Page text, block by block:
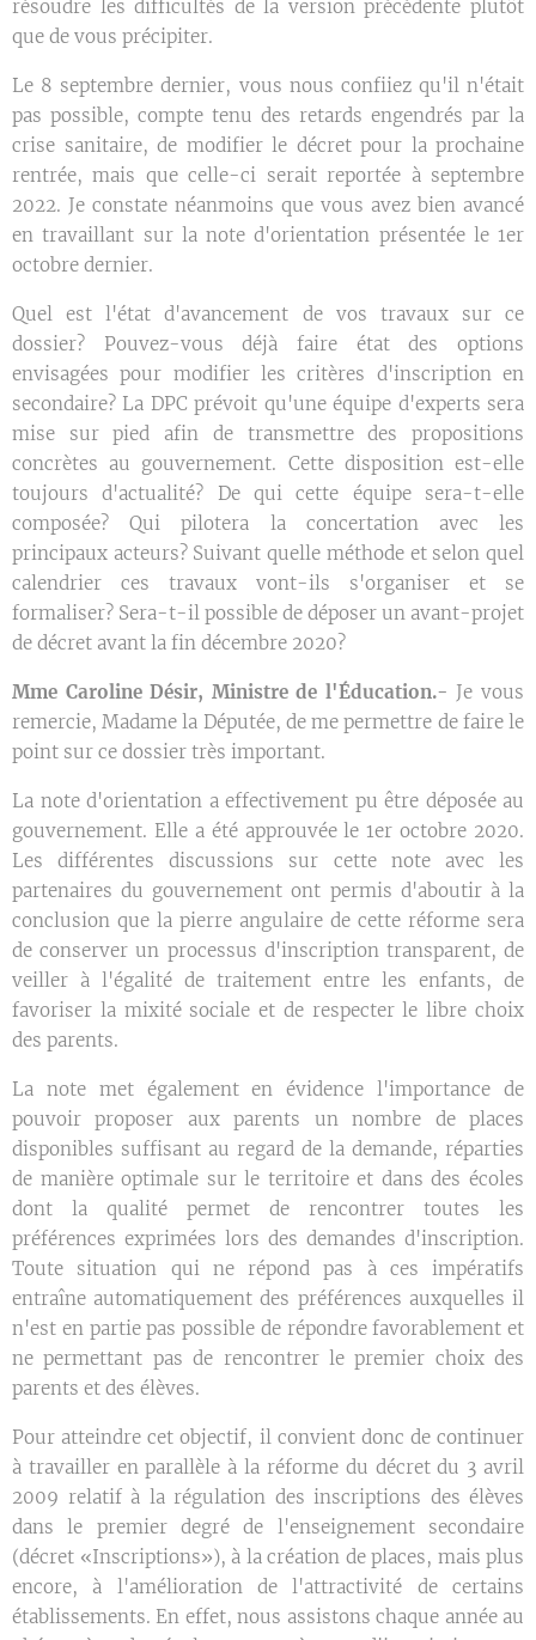
résoudre les difficultés de la version précédente plutôt
que de vous précipiter.
Le 8 septembre dernier, vous nous confiiez qu'il n'était
pas possible, compte tenu des retards engendrés par la
crise sanitaire, de modifier le décret pour la prochaine
rentrée, mais que celle-ci serait reportée à septembre
2022. Je constate néanmoins que vous avez bien avancé
en travaillant sur la note d'orientation présentée le 1er
octobre dernier.
Quel est l'état d'avancement de vos travaux sur ce
dossier? Pouvez-vous déjà faire état des options
envisagées pour modifier les critères d'inscription en
secondaire? La DPC prévoit qu'une équipe d'experts sera
mise sur pied afin de transmettre des propositions
concrètes au gouvernement. Cette disposition est-elle
toujours d'actualité? De qui cette équipe sera-t-elle
composée? Qui pilotera la concertation avec les
principaux acteurs? Suivant quelle méthode et selon quel
calendrier ces travaux vont-ils s'organiser et se
formaliser? Sera-t-il possible de déposer un avant-projet
de décret avant la fin décembre 2020?
Mme Caroline Désir, Ministre de l'Éducation.- Je vous
remercie, Madame la Députée, de me permettre de faire le
point sur ce dossier très important.
La note d'orientation a effectivement pu être déposée au
gouvernement. Elle a été approuvée le 1er octobre 2020.
Les différentes discussions sur cette note avec les
partenaires du gouvernement ont permis d'aboutir à la
conclusion que la pierre angulaire de cette réforme sera
de conserver un processus d'inscription transparent, de
veiller à l'égalité de traitement entre les enfants, de
favoriser la mixité sociale et de respecter le libre choix
des parents.
La note met également en évidence l'importance de
pouvoir proposer aux parents un nombre de places
disponibles suffisant au regard de la demande, réparties
de manière optimale sur le territoire et dans des écoles
dont la qualité permet de rencontrer toutes les
préférences exprimées lors des demandes d'inscription.
Toute situation qui ne répond pas à ces impératifs
entraîne automatiquement des préférences auxquelles il
n'est en partie pas possible de répondre favorablement et
ne permettant pas de rencontrer le premier choix des
parents et des élèves.
Pour atteindre cet objectif, il convient donc de continuer
à travailler en parallèle à la réforme du décret du 3 avril
2009 relatif à la régulation des inscriptions des élèves
dans le premier degré de l'enseignement secondaire
(décret «Inscriptions»), à la création de places, mais plus
encore, à l'amélioration de l'attractivité de certains
établissements. En effet, nous assistons chaque année au